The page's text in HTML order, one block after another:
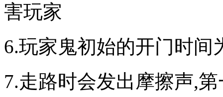
害玩家
6.玩家鬼初始的开门时间
7.走路时会发出摩擦声,